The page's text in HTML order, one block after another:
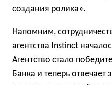
создания ролика».
Напомним,
агентства Instinct
Агентство стало
Банка и теперь отвечает